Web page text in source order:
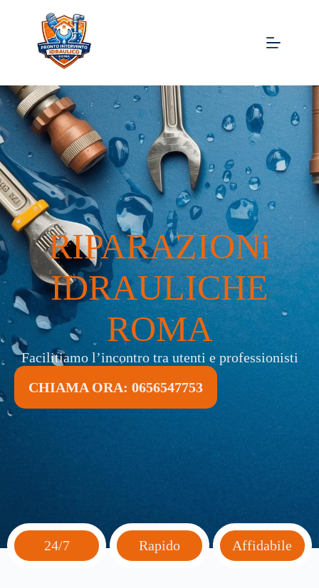
RIPARAZIONi
IDRAULICHE
ROMA
Facilitiamo l’incontro tra utenti e professionisti
CHIAMA ORA: 0656547753
24/7 Rapido Affidabile